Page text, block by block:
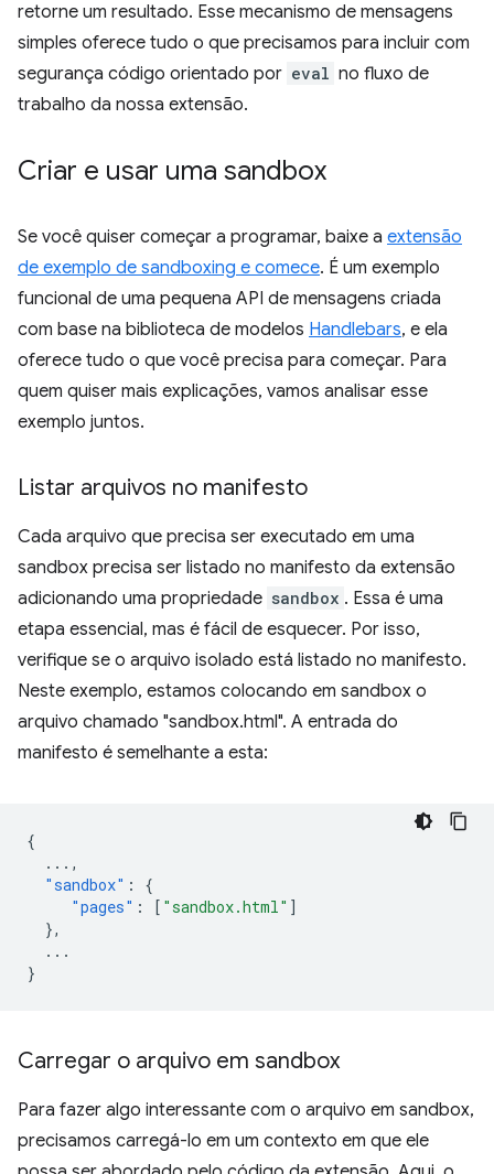
retorne um resultado. Esse mecanismo de mensagens
simples oferece tudo o que precisamos para incluir com
segurança código orientado por eval no fluxo de
trabalho da nossa extensão.
Criar e usar uma sandbox
Se você quiser começar a programar, baixe a extensão
de exemplo de sandboxing e comece. É um exemplo
funcional de uma pequena API de mensagens criada
com base na biblioteca de modelos Handlebars, e ela
oferece tudo o que você precisa para começar. Para
quem quiser mais explicações, vamos analisar esse
exemplo juntos.
Listar arquivos no manifesto
Cada arquivo que precisa ser executado em uma
sandbox precisa ser listado no manifesto da extensão
adicionando uma propriedade sandbox . Essa é uma
etapa essencial, mas é fácil de esquecer. Por isso,
verifique se o arquivo isolado está listado no manifesto.
Neste exemplo, estamos colocando em sandbox o
arquivo chamado "sandbox.html". A entrada do
manifesto é semelhante a esta:
{
... ,
"sandbox" :
{
"pages" : [ "sandbox.html" ]
},
...
}
Carregar o arquivo em sandbox
Para fazer algo interessante com o arquivo em sandbox,
precisamos carregá-lo em um contexto em que ele